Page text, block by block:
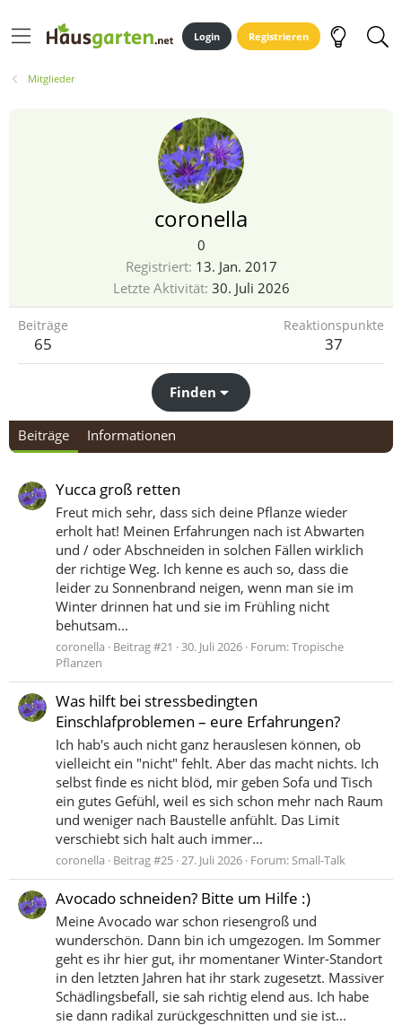
Login Registrieren
Mitglieder
coronella
0
Registriert 13. Jan. 2017
Letzte Aktivität 30. Juli 2026
Beiträge
65
Reaktionspunkte
37
Finden
Beiträge Informationen
Yucca groß retten
Freut mich sehr, dass sich deine Pflanze wieder
erholt hat! Meinen Erfahrungen nach ist Abwarten
und / oder Abschneiden in solchen Fällen wirklich
der richtige Weg. Ich kenne es auch so, dass die
leider zu Sonnenbrand neigen, wenn man sie im
Winter drinnen hat und sie im Frühling nicht
behutsam...
coronella Beitrag #21 30. Juli 2026 Forum:Tropische
Pflanzen
Was hilft bei stressbedingten
Einschlafproblemen – eure Erfahrungen?
Ich hab's auch nicht ganz herauslesen können, ob
vielleicht ein "nicht" fehlt. Aber das macht nichts. Ich
selbst finde es nicht blöd, mir geben Sofa und Tisch
ein gutes Gefühl, weil es sich schon mehr nach Raum
und weniger nach Baustelle anfühlt. Das Limit
verschiebt sich halt auch immer...
coronella Beitrag #25 27. Juli 2026 Forum:Small-Talk
Avocado schneiden? Bitte um Hilfe :)
Meine Avocado war schon riesengroß und
wunderschön. Dann bin ich umgezogen. Im Sommer
geht es ihr hier gut, ihr momentaner Winter-Standort
in den letzten Jahren hat ihr stark zugesetzt. Massiver
Schädlingsbefall, sie sah richtig elend aus. Ich habe
sie dann radikal zurückgeschnitten und sie ist...